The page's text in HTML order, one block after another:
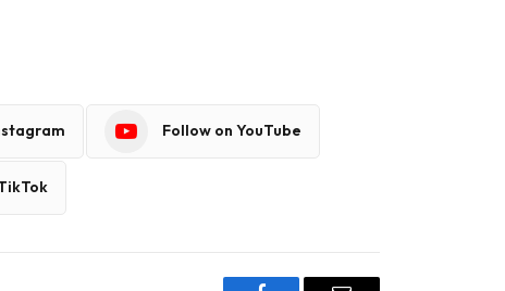
Follow on YouTube